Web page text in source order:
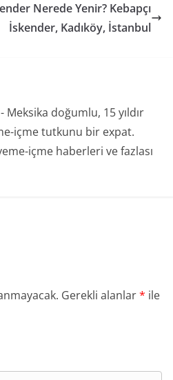
Nerede Yenir? Kebapçı
İskender, Kadıköy, İstanbul
doğumlu, 15 yıldır
içme tutkunu bir expat.
içme haberleri ve fazlası
Gerekli alanlar* ile